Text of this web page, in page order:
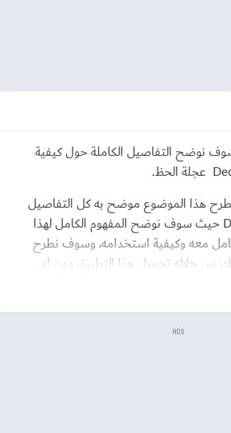
نوضح التفاصيل الكاملة حول كيفية
هذا الموضوع موضح به كل التفاصيل
حول تطبيق Decide Now حيث سوف نوضح المفهوم الكامل لهذا
معه وكيفية استخدامه، وسوف نطرح
من خلاله تحميل هذا التطبيق دون اي
خلال الضغط على الرابط الموجود داخل
الخاصة بتحميل وتثبيت التطبيق على
مميزات هذا التطبيق الذي يتميز به عن اي
ADS